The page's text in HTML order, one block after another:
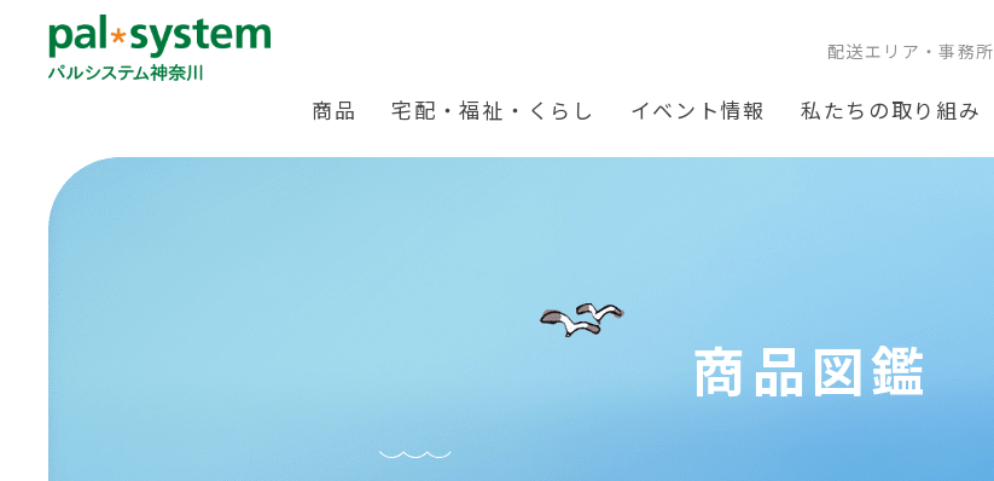
配送エリア・事務所
商品 宅配・福祉・くらし イベント情報 私たちの取り組み
商品図鑑